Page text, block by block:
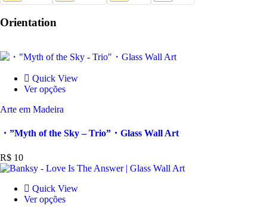
Orientation
Quick View
Ver opções
Arte em Madeira
・”Myth of the Sky – Trio”・Glass Wall Art
R$ 10
Quick View
Ver opções